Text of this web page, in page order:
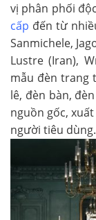
vị phân phối
cấp đến từ
Sanmichele,
Lustre (Iran),
mẫu đèn trang
lê, đèn bàn,
nguồn gốc,
người tiêu dùng.